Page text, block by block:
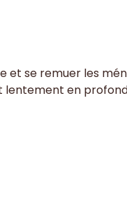
et se remuer les
en